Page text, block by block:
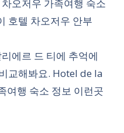
오저우 가족여행 숙소
호텔 차오저우 안부
에르 드 티에 추억에
교해봐요. Hotel de la
여행 숙소 정보 이런곳